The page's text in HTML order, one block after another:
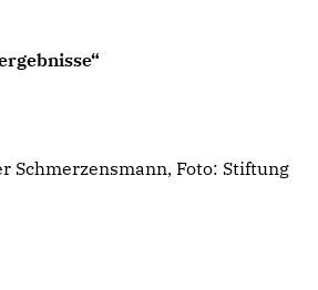
Foto: Stiftung